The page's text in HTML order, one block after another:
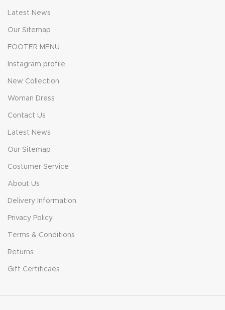
Latest News
Our Sitemap
FOOTER MENU
Instagram profile
New Collection
Woman Dress
Contact Us
Latest News
Our Sitemap
Costumer Service
About Us
Delivery Information
Privacy Policy
Terms & Conditions
Returns
Gift Certificaes